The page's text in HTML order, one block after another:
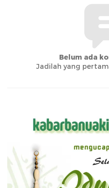
Belum ada
Jadilah yang